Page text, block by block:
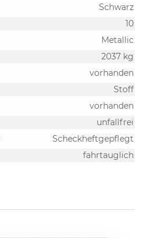
Schwarz
10
Metallic
2037 kg
vorhanden
Stoff
vorhanden
unfallfrei
Scheckheftgepflegt
fahrtauglich